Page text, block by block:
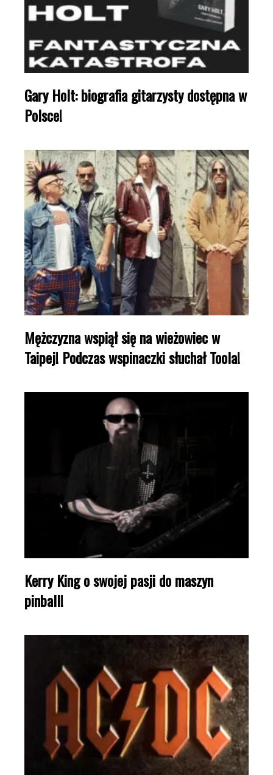
Gary Holt: biografia gitarzysty dostępna w
Polsce!
Mężczyzna wspiął się na wieżowiec w
Taipej! Podczas wspinaczki słuchał Toola!
Kerry King o swojej pasji do maszyn
pinball!